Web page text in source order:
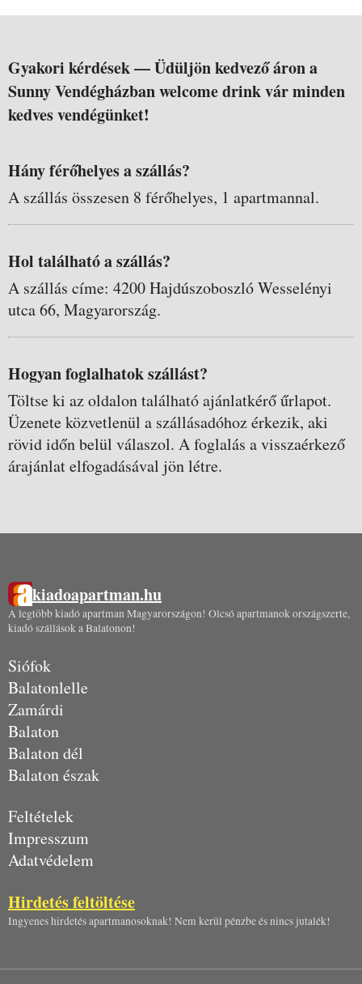
Gyakori kérdések —Üdüljön kedvező áron a
Sunny Vendégházban welcome drink vár minden
kedves vendégünket!
Hány férőhelyes a szállás?
A szállás összesen 8 férőhelyes, 1 apartmannal.
Hol található a szállás?
A szállás címe: 4200 Hajdúszoboszló Wesselényi
utca 66, Magyarország.
Hogyan foglalhatok szállást?
Töltse ki az oldalon található ajánlatkérő űrlapot.
Üzenete közvetlenül a szállásadóhoz érkezik, aki
rövid időn belül válaszol. A foglalás a visszaérkező
árajánlat elfogadásával jön létre.
kiadoapartman.hu
A legtöbb kiadó apartman Magyarországon! Olcsó apartmanok országszerte,
kiadó szállások a Balatonon!
Siófok
Balatonlelle
Zamárdi
Balaton
Balaton dél
Balaton észak
Feltételek
Impresszum
Adatvédelem
Hirdetés feltöltése
Ingyenes hirdetés apartmanosoknak! Nem kerül pénzbe és nincs jutalék!